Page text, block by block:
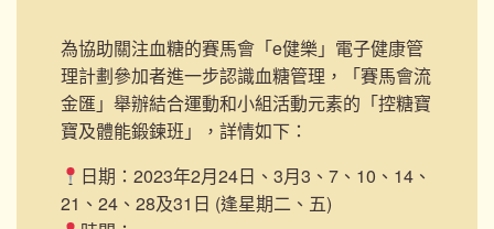
為協助關注血糖的賽馬會「e健樂」電子健康管
理計劃參加者進一步認識血糖管理，「賽馬會流
金匯」舉辦結合運動和小組活動元素的「控糖寶
寶及體能鍛鍊班」，詳情如下：
日期：2023年2月24日、3月3、7、10、14、
21、24、28及31日 (逢星期二、五)